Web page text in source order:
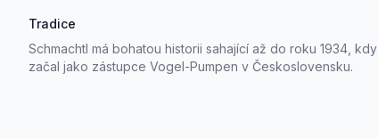
Tradice
Schmachtl má bohatou historii sahající až do roku 1934, kdy
začal jako zástupce Vogel-Pumpen v Československu.